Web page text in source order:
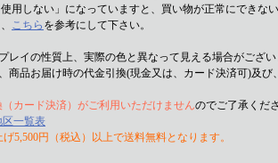
用しない」になっていますと、買い物が正常にできない
こちら を参考にして下さい。
レイの性質上、実際の色と異なって見える場合がござい
商品お届け時の代金引換(現金又は、カード決済可)及び
カード決済）がご利用いただけませんのでご了承くださ
区一覧表
5,500円（税込）以上で送料無料となります。